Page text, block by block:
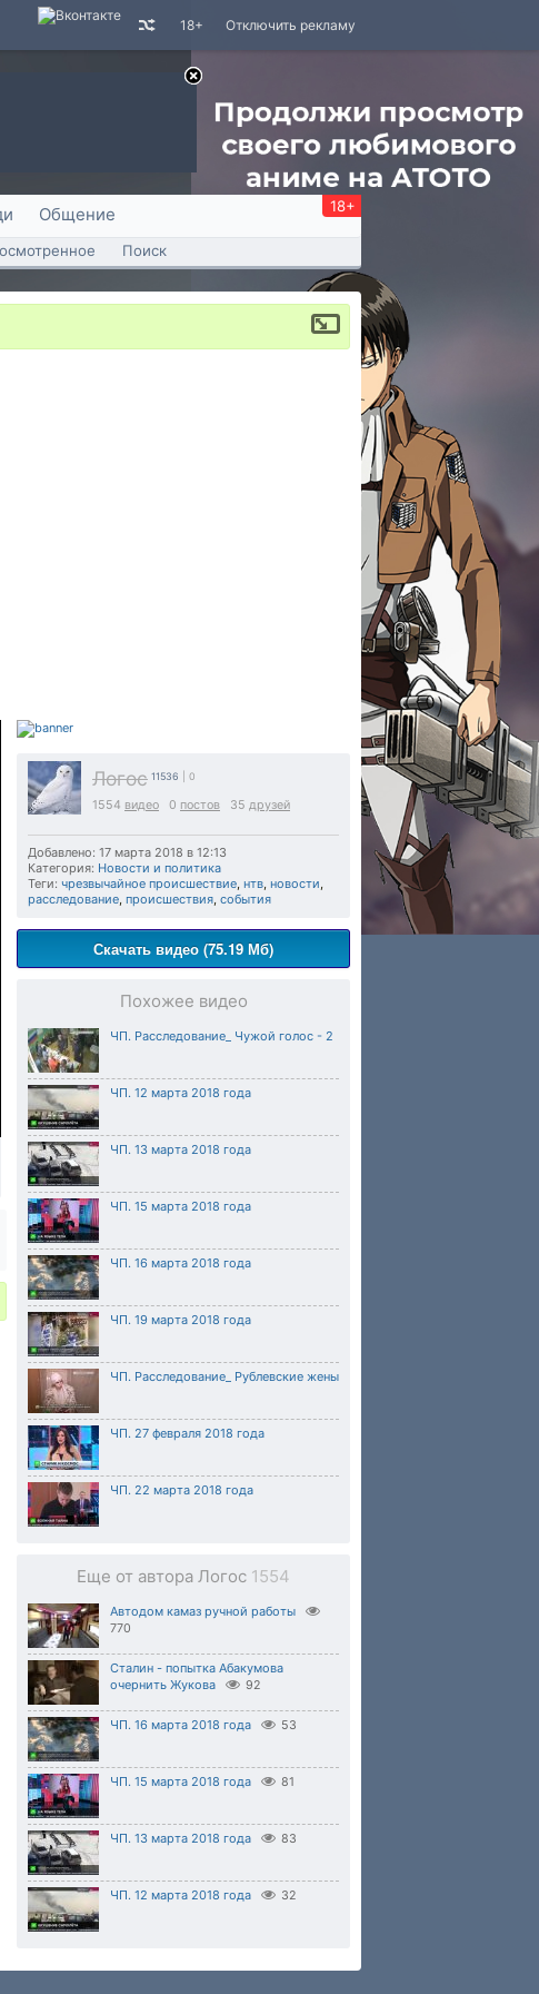
Отключить рекламу
18+
Общение 18+
Поиск
Логос 11536 | 0
1554 видео 0 постов 35 друзей
Добавлено: 17 марта 2018 в 12:13
Категория: Новости и политика
Теги: чрезвычайное происшествие, нтв, новости,
расследование, происшествия, события
Скачать видео (75.19 Мб)
Похожее видео
ЧП. Расследование_ Чужой голос - 2
ЧП. 12 марта 2018 года
ЧП. 13 марта 2018 года
ЧП. 15 марта 2018 года
ЧП. 16 марта 2018 года
ЧП. 19 марта 2018 года
ЧП. Расследование_ Рублевские жены
ЧП. 27 февраля 2018 года
ЧП. 22 марта 2018 года
Еще от автора Логос 1554
Автодом камаз ручной работы
770
Сталин - попытка Абакумова
очернить Жукова
92
ЧП. 16 марта 2018 года 53
ЧП. 15 марта 2018 года 81
ЧП. 13 марта 2018 года 83
ЧП. 12 марта 2018 года 32